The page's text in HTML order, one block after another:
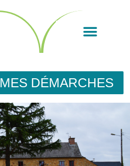
MES DÉMARCHES